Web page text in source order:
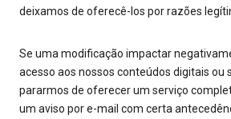
deixamos de oferecê-los por razões
Se uma modificação impactar
acesso aos nossos conteúdos digitais ou
pararmos de oferecer um serviço
um aviso por e-mail com certa